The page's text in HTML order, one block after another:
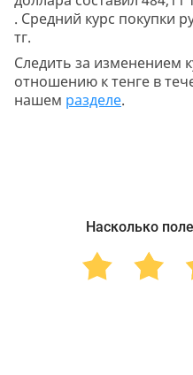
. Средний курс покупки
тг.
Следить за изменением
отношению к тенге в
нашем разделе.
Насколько